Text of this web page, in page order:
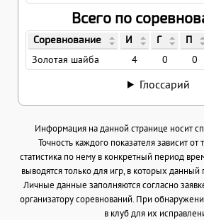
Всего по
Соревнование И Г П
Золотая шайба 4 0 0
Глоссарий
Информация на данной странице носит
Точность каждого показателя зависит от
статистика по нему в конкретный период
выводятся только для игр, в которых данный
Личные данные заполняются согласно
организатору соревнований. При
в клуб для их